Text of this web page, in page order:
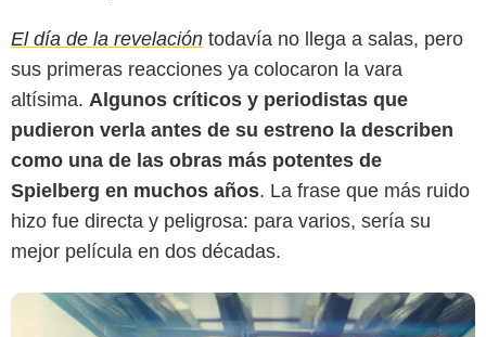
El día de la revelación todavía no llega a salas, pero
sus primeras reacciones ya colocaron la vara
altísima. Algunos críticos y periodistas que
pudieron verla antes de su estreno la describen
como una de las obras más potentes de
Spielberg en muchos años. La frase que más ruido
hizo fue directa y peligrosa: para varios, sería su
mejor película en dos décadas.
Amblin Entertainment